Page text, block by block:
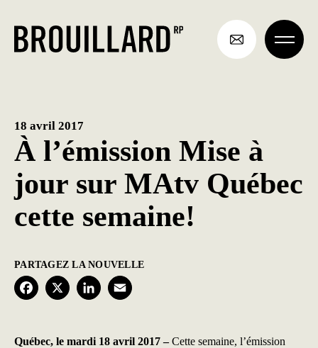
contenu
À l’émission Mise à
jour sur MAtv Québec
cette semaine!
18 avril 2017
PARTAGEZ LA NOUVELLE
F
c
X
L
n
a
Québec, le mardi 18 avril 2017 –Cette semaine, l’émission